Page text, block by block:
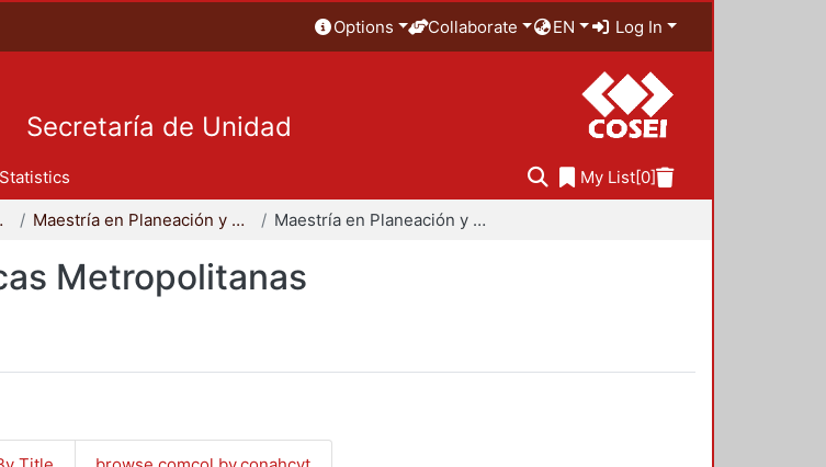
Options Collaborate EN Log In
Secretaría de Unidad
Statistics My List[0]
Maestría en Planeación y Políticas Metropolitanas Maestría en Planeación y Políticas Metropolitanas
Metropolitanas